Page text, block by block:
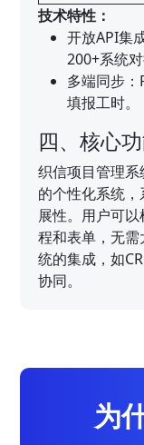
技术特性：
开放API集
200+系统对
多端同步
填报工时。
四、核心
织信项目管理
的个性化系统
展性。用户可
程和表单，无
统的集成，如
协同。
为